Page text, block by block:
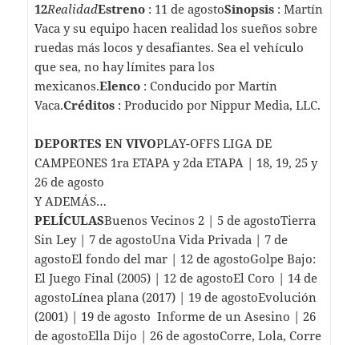
12RealidadEstreno: 11 de agostoSinopsis: Martín
Vaca y su equipo hacen realidad los sueños sobre
ruedas más locos y desafiantes. Sea el vehículo
que sea, no hay límites para los
mexicanos.Elenco: Conducido por Martín
Vaca.Créditos: Producido por Nippur Media, LLC.
DEPORTES EN VIVOPLAY-OFFS LIGA DE
CAMPEONES 1ra ETAPA y 2da ETAPA | 18, 19, 25 y
26 de agosto
Y ADEMÁS…
PELÍCULASBuenos Vecinos 2 | 5 de agostoTierra
Sin Ley | 7 de agostoUna Vida Privada | 7 de
agostoEl fondo del mar | 12 de agostoGolpe Bajo:
El Juego Final (2005) | 12 de agostoEl Coro | 14 de
agostoLínea plana (2017) | 19 de agostoEvolución
(2001) | 19 de agosto Informe de un Asesino | 26
de agostoElla Dijo | 26 de agostoCorre, Lola, Corre